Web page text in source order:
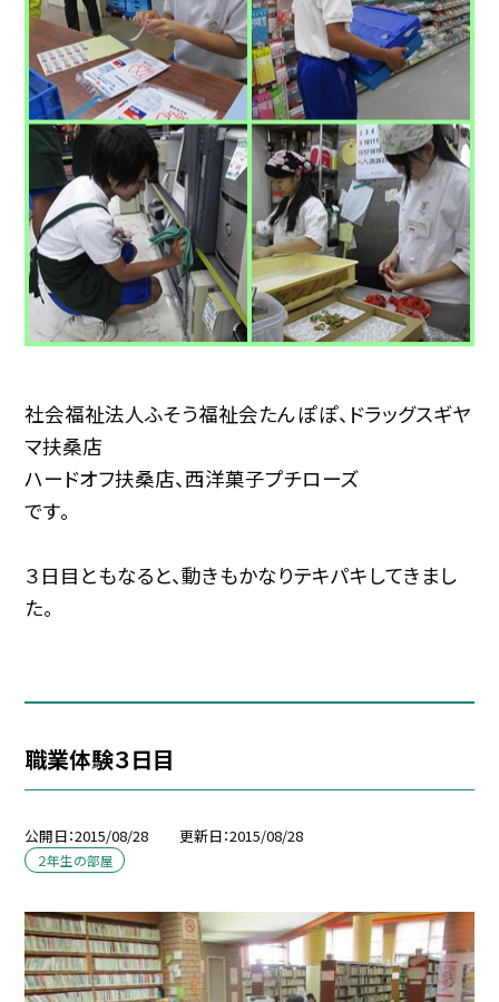
社会福祉法人ふそう福祉会たんぽぽ、ドラッグスギヤ
マ扶桑店
ハードオフ扶桑店、西洋菓子プチローズ
です。
３日目ともなると、動きもかなりテキパキしてきまし
た。
職業体験３日目
公開日 2015/08/28 更新日 2015/08/28
２年生の部屋